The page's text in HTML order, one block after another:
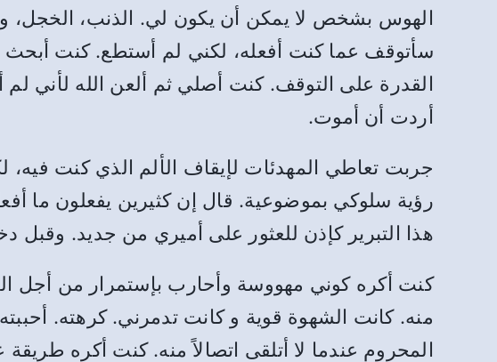
الهوس بشخص لا يمكن أن يكون لي. الذنب، الخجل،
سأتوقف عما كنت أفعله، لكني لم أستطع. كنت
القدرة على التوقف. كنت أصلي ثم ألعن الله لأني
أردت أن أموت.
جربت تعاطي المهدئات لإيقاف الألم الذي كنت
رؤية سلوكي بموضوعية. قال إن كثيرين يفعلون ما
هذا التبرير كإذن للعثور على أميري من جديد.
كنت أكره كوني مهووسة وأحارب بإستمرار من أجل
منه. كانت الشهوة قوية و كانت تدمرني. كرهته.
المحروم عندما لا أتلقى اتصالاً منه. كنت أكره